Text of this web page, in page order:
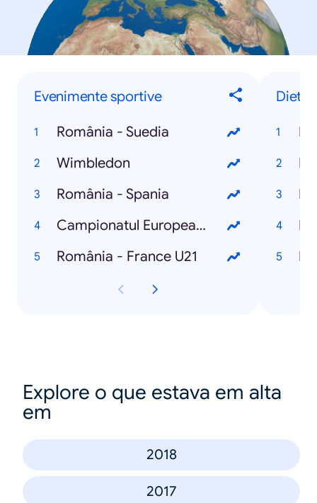
Evenimente sportive
România - Suedia
Wimbledon
România - Spania
Campionatul European de Fotbal U21
România - France U21
Diete
Explore o que estava em alta
em
2018
2017